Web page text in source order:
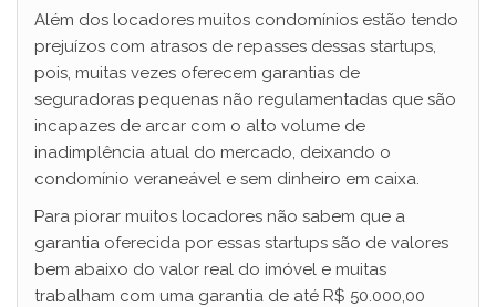
Além dos locadores muitos condomínios estão tendo
prejuízos com atrasos de repasses dessas startups,
pois, muitas vezes oferecem garantias de
seguradoras pequenas não regulamentadas que são
incapazes de arcar com o alto volume de
inadimplência atual do mercado, deixando o
condomínio veraneável e sem dinheiro em caixa.
Para piorar muitos locadores não sabem que a
garantia oferecida por essas startups são de valores
bem abaixo do valor real do imóvel e muitas
trabalham com uma garantia de até R$ 50.000,00